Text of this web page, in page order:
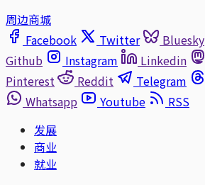
周边商城
Facebook
Twitter Bluesky
Github
Instagram Linkedin
Pinterest
Reddit Telegram
Whatsapp
Youtube
RSS
发展
商业
就业